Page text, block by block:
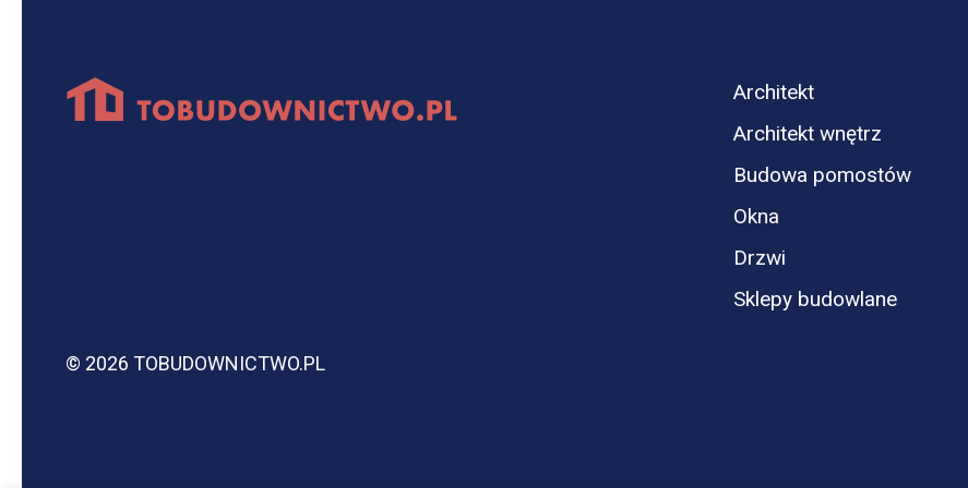
© 2026 TOBUDOWNICTWO.PL
Architekt
Architekt wnętrz
Budowa pomostów
Okna
Drzwi
Sklepy budowlane